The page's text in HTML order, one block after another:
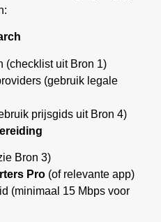
(checklist uit Bron 1)
(gebruik legale
prijsgids uit Bron 4)
Bron 3)
Pro (of relevante app)
(minimaal 15 Mbps voor